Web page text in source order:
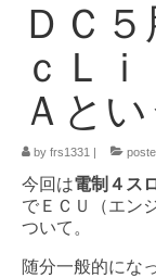
Service
Products
Shop
Blog
Info
ＤＣ
ｃＬ
Ａと
by frs1331 |
今回は電制４ス
でＥＣＵ（エン
ついて。
随分一般的にな